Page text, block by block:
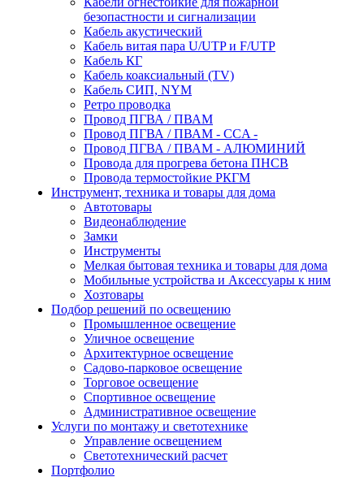
безопастности и сигнализации
Кабель акустический
Кабель витая пара U/UTP и F/UTP
Кабель КГ
Кабель коаксиальный (TV)
Кабель СИП, NYM
Ретро проводка
Провод ПГВА / ПВАМ
Провод ПГВА / ПВАМ - CCA -
Провод ПГВА / ПВАМ - АЛЮМИНИЙ
Провода для прогрева бетона ПНСВ
Провода термостойкие РКГМ
Инструмент, техника и товары для дома
Автотовары
Видеонаблюдение
Замки
Инструменты
Мелкая бытовая техника и товары для дома
Мобильные устройства и Аксессуары к ним
Хозтовары
Подбор решений по освещению
Промышленное освещение
Уличное освещение
Архитектурное освещение
Садово-парковое освещение
Торговое освещение
Спортивное освещение
Административное освещение
Услуги по монтажу и светотехнике
Управление освещением
Светотехнический расчет
Портфолио